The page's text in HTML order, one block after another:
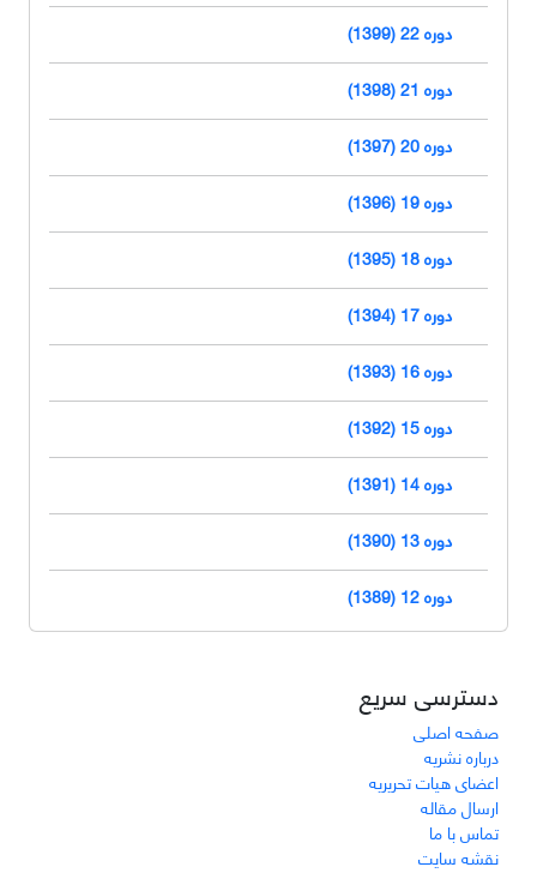
دوره 22 (1399)
دوره 21 (1398)
دوره 20 (1397)
دوره 19 (1396)
دوره 18 (1395)
دوره 17 (1394)
دوره 16 (1393)
دوره 15 (1392)
دوره 14 (1391)
دوره 13 (1390)
دوره 12 (1389)
دسترسی سریع
صفحه اصلی
درباره نشریه
اعضای هیات تحریریه
ارسال مقاله
تماس با ما
نقشه سایت